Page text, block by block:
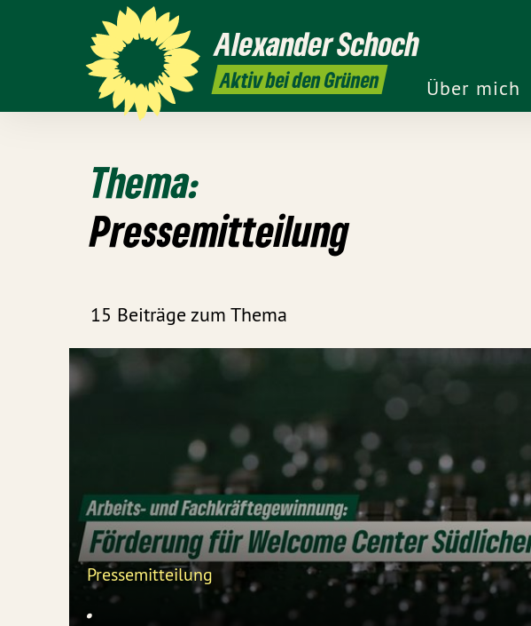
AlexanderSchoch
Aktiv bei den Grünen Über mich
Thema:
Pressemitteilung
15 Beiträge zum Thema
Pressemitteilung
.